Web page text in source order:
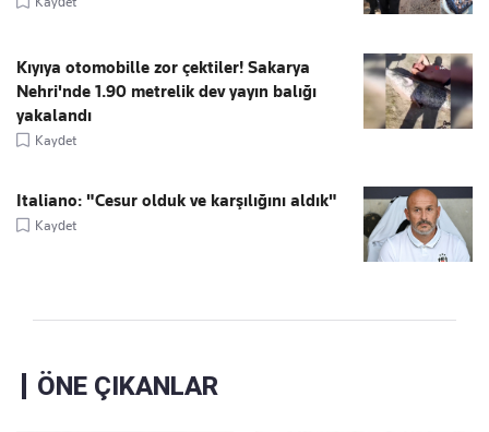
Kıyıya otomobille zor çektiler! Sakarya
Nehri'nde 1.90 metrelik dev yayın balığı
yakalandı
Kaydet
Italiano: "Cesur olduk ve karşılığını aldık"
Kaydet
ÖNE ÇIKANLAR